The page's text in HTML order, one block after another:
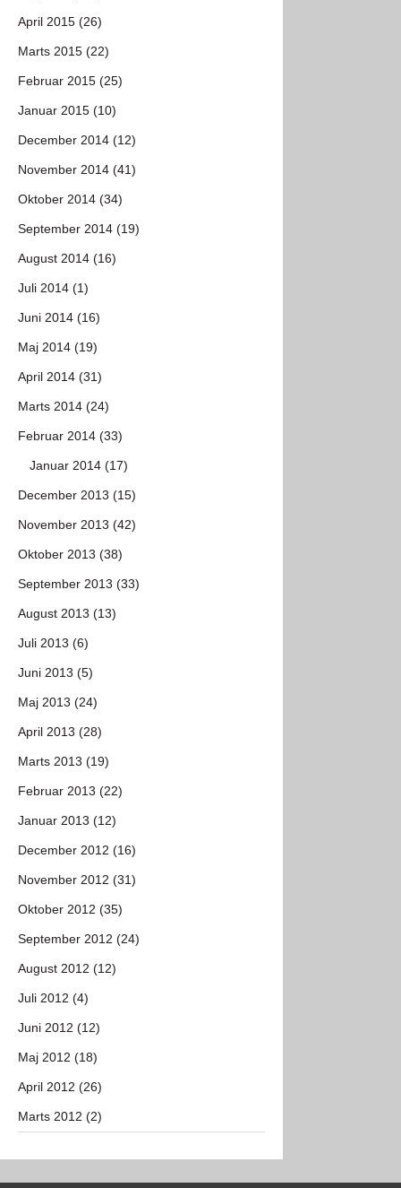
April 2015 (26)
Marts 2015 (22)
Februar 2015 (25)
Januar 2015 (10)
December 2014 (12)
November 2014 (41)
Oktober 2014 (34)
September 2014 (19)
August 2014 (16)
Juli 2014 (1)
Juni 2014 (16)
Maj 2014 (19)
April 2014 (31)
Marts 2014 (24)
Februar 2014 (33)
Januar 2014 (17)
December 2013 (15)
November 2013 (42)
Oktober 2013 (38)
September 2013 (33)
August 2013 (13)
Juli 2013 (6)
Juni 2013 (5)
Maj 2013 (24)
April 2013 (28)
Marts 2013 (19)
Februar 2013 (22)
Januar 2013 (12)
December 2012 (16)
November 2012 (31)
Oktober 2012 (35)
September 2012 (24)
August 2012 (12)
Juli 2012 (4)
Juni 2012 (12)
Maj 2012 (18)
April 2012 (26)
Marts 2012 (2)